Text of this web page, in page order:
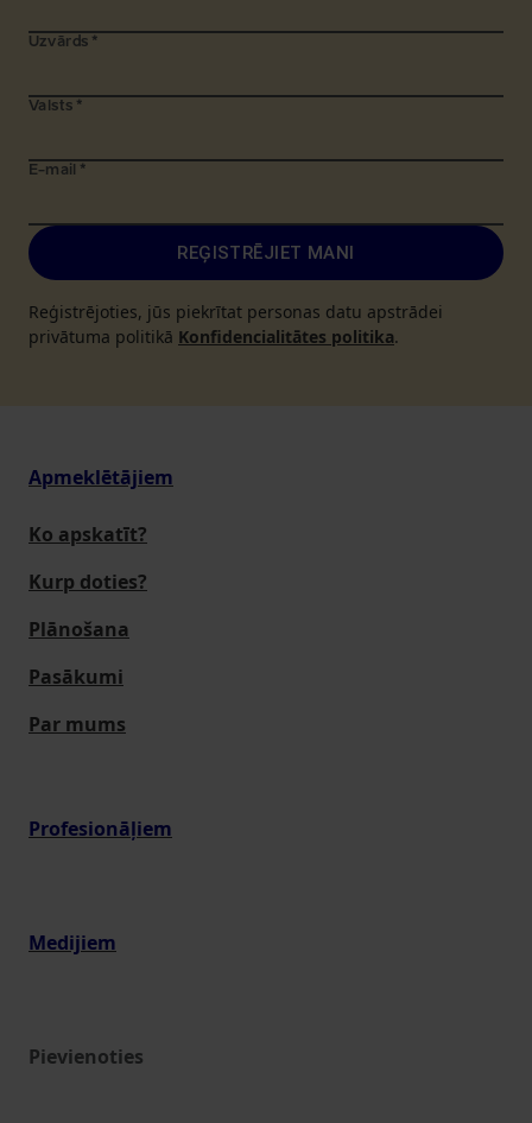
Uzvārds *
Valsts *
E-mail *
REĢISTRĒJIET MANI
Reģistrējoties, jūs piekrītat personas datu apstrādei
privātuma politikā Konfidencialitātes politika.
Apmeklētājiem
Ko apskatīt?
Kurp doties?
Plānošana
Pasākumi
Par mums
Profesionāļiem
Medijiem
Pievienoties